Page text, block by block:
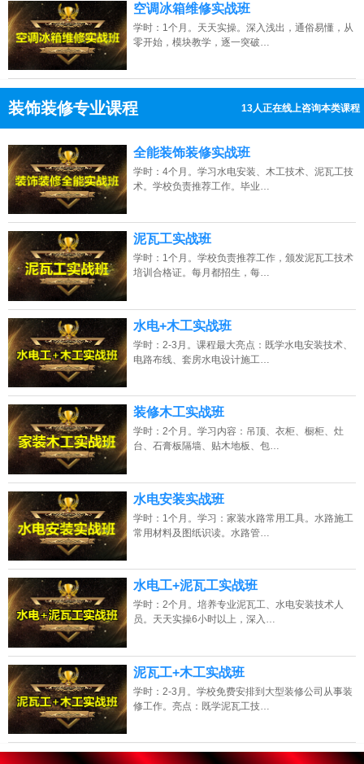
空调冰箱维修实战班
学时：1个月。天天实操。深入浅出，通俗易懂，从
零开始，模块教学，逐一突破…
装饰装修专业课程 13人正在线上咨询本类课程
点击免费咨询电话：13807313137
全能装饰装修实战班
学时：4个月。学习水电安装、木工技术、泥瓦工技
术。学校负责推荐工作。毕业…
泥瓦工实战班
学时：1个月。学校负责推荐工作，颁发泥瓦工技术
培训合格证。每月都招生，每…
水电+木工实战班
学时：2-3月。课程最大亮点：既学水电安装技术、
电路布线、套房水电设计施工…
装修木工实战班
学时：2个月。学习内容：吊顶、衣柜、橱柜、灶
台、石膏板隔墙、贴木地板、包…
水电安装实战班
学时：1个月。学习：家装水路常用工具。水路施工
常用材料及图纸识读。水路管…
水电工+泥瓦工实战班
学时：2个月。培养专业泥瓦工、水电安装技术人
员。天天实操6小时以上，深入…
泥瓦工+木工实战班
学时：2-3月。学校免费安排到大型装修公司从事装
修工作。亮点：既学泥瓦工技…